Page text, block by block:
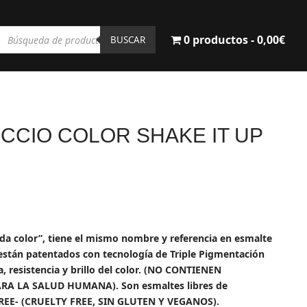
BUSCAR 0 productos 0,00€
COLOR SHAKE IT UP
color”, tiene el mismo nombre y referencia en esmalte
patentados con tecnología de Triple Pigmentación
resistencia y brillo del color. (NO CONTIENEN
LA SALUD HUMANA). Son esmaltes libres de
(CRUELTY FREE, SIN GLUTEN Y VEGANOS).